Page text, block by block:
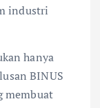
industri
hanya
BINUS
membuat